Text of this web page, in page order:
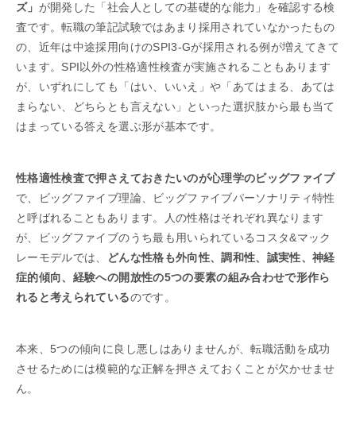
ズ」 が開発した「社会人としての基礎的な能力」を確認する検
査です。転職の筆記試験ではあまり採用されていなかったもの
の、近年は中途採用向けのSPI3-Gが採用される例が増えてきて
います。SPI以外の性格適性検査が実施されることもあります
が、いずれにしても「はい、いいえ」や「あてはまる、あては
まらない、どちらとも言えない」といった選択肢から最も当て
はまっている答えを選ぶ形が基本です。
性格適性検査で押さえておきたいのが心理学のビッグファイブ
で、ビッグファイブ理論、ビッグファイブパーソナリティ特性
と呼ばれることもあります。人の性格はそれぞれ異なります
が、ビッグファイブのうち最も用いられているコスタ&マック
レーモデルでは、
どんな性格も外向性、調和性、誠実性、神経
症的傾向、経験への開放性の5つの要素の組み合わせで形作ら
れると考えられているのです。
本来、5つの傾向に良し悪しはありませんが、転職活動を成功
させるためには模範的な正解を押さえておくことが欠かせませ
ん。